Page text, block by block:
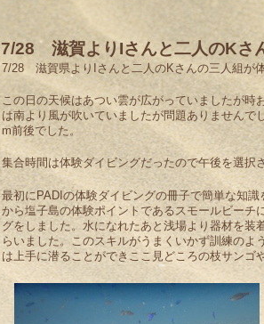
7/28 滋賀よりIさんと二人のKさ
7/28 滋賀県よりIさんと二人のKさんの三人組が
この日の天候はあつい雲が広がっていましたが時
は南より風が吹いていましたが問題ありません
m前後でした。
集合時間は体験ダイビングだったので午後を選択
最初にPADIの体験ダイビングの冊子で簡単な知
から塩子島の体験ポイントであるスモールビー
グをしました。水になれたあと浅場より器材を装
らいました。このスキルがうまくいかず訓練の
は上手に潜ることができここ見どころの枝サンゴ